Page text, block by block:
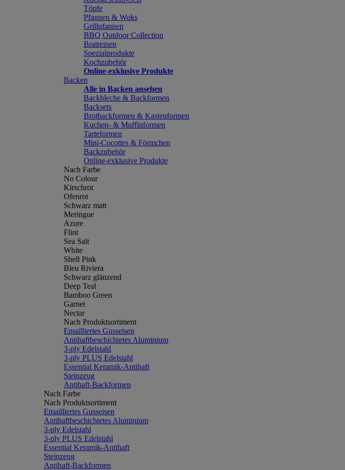
Töpfe
Pfannen & Woks
Grillpfannen
BBQ Outdoor Collection
Bratreinen
Spezialprodukte
Kochzubehör
Online-exklusive Produkte
Backen
Alle in Backen ansehen
Backbleche & Backformen
Backsets
Brotbackformen & Kastenformen
Kuchen- & Muffinformen
Tarteformen
Mini-Cocottes & Förmchen
Backzubehör
Online-exklusive Produkte
Nach Farbe
No Colour
Kirschrot
Ofenrot
Schwarz matt
Meringue
Azure
Flint
Sea Salt
White
Shell Pink
Bleu Riviera
Schwarz glänzend
Deep Teal
Bamboo Green
Garnet
Nectar
Nach Produktsortiment
Emailliertes Gusseisen
Antihaftbeschichtetes Aluminium
3-ply Edelstahl
3-ply PLUS Edelstahl
Essential Keramik-Antihaft
Steinzeug
Antihaft-Backformen
Nach Farbe
Nach Produktsortiment
Emailliertes Gusseisen
Antihaftbeschichtetes Aluminium
3-ply Edelstahl
3-ply PLUS Edelstahl
Essential Keramik-Antihaft
Steinzeug
Antihaft-Backformen